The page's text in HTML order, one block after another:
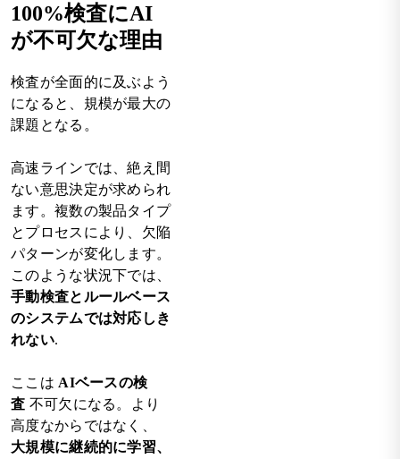
100%検査にAI
が不可欠な理由
検査が全面的に及ぶよう
になると、規模が最大の
課題となる。
高速ラインでは、絶え間
ない意思決定が求められ
ます。複数の製品タイプ
とプロセスにより、欠陥
パターンが変化します。
このような状況下では、
手動検査とルールベース
のシステムでは対応しき
れない.
ここは AIベースの検
査 不可欠になる。より
高度なからではなく、
大規模に継続的に学習、